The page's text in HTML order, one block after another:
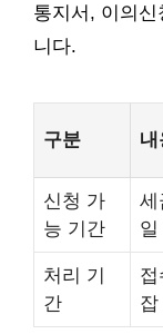
통지서, 이의
니다.
구분 내
신청 가
능 기간
세
일
처리 기
간